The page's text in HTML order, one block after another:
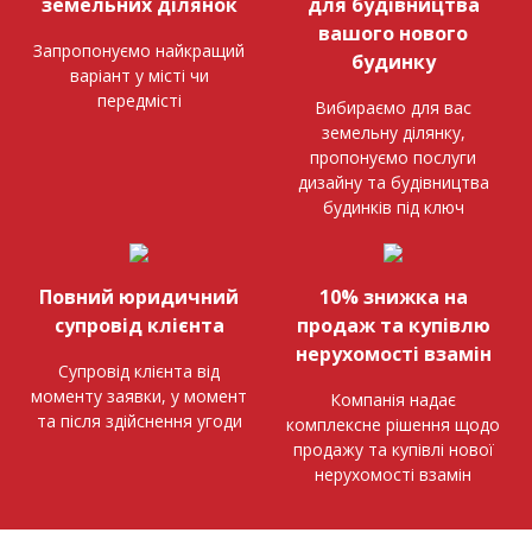
Запропонуємо найкращий
варіант у місті чи
передмісті
вашого нового
будинку
Вибираємо для вас
земельну ділянку,
пропонуємо послуги
дизайну та будівництва
будинків під ключ
Повний юридичний
супровід клієнта
Супровід клієнта від
моменту заявки, у момент
та після здійснення угоди
10% знижка на
продаж та купівлю
нерухомості взамін
Компанія надає
комплексне рішення щодо
продажу та купівлі нової
нерухомості взамін